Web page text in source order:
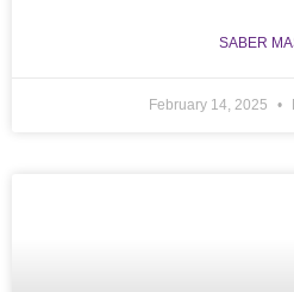
SABER
February 14, 2025